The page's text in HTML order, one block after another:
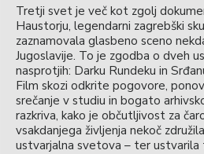
Tretji svet je več kot zgolj
Haustorju, legendarni zagrebški
zaznamovala glasbeno sceno
Jugoslavije. To je zgodba o dveh
nasprotjih: Darku Rundeku in
Film skozi odkrite pogovore,
srečanje v studiu in bogato
razkriva, kako je občutljivost za
vsakdanjega življenja nekoč
ustvarjalna svetova – ter